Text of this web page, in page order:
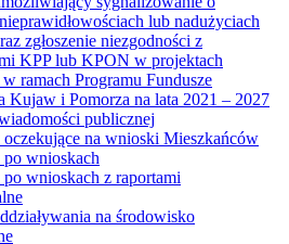
lub nadużyciach
zgłoszenie niezgodności z
KPP lub KPON w projektach
ramach Programu Fundusze
Kujaw i Pomorza na lata 2021 – 2027
publicznej
na wnioski Mieszkańców
wnioskach
wnioskach z raportami
na środowisko